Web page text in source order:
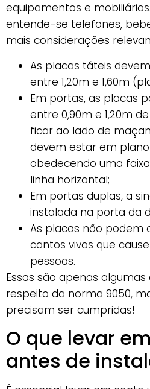
equipamentos e
entende-se telefones,
mais considerações
As placas táteis
entre 1,20m e 1,60m
Em portas, as placas
entre 0,90m e 1,20m
ficar ao lado de
devem estar em
obedecendo uma
linha horizontal;
Em portas duplas, a
instalada na porta da
As placas não podem
cantos vivos que
pessoas.
Essas são apenas
respeito da norma 9050,
precisam ser cumpridas!
O que levar
antes de